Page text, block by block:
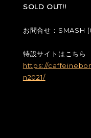
SOLD OUT!!
お問合せ：SMASH
特設サイトはこちら
https://
n2021/